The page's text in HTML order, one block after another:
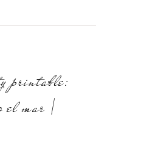
printable:
el mar |